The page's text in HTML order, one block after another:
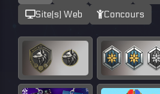
Site(s) Web
Concours